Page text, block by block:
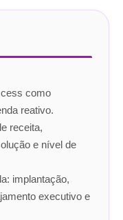
como
reativo.
receita,
e nível de
implantação,
executivo e